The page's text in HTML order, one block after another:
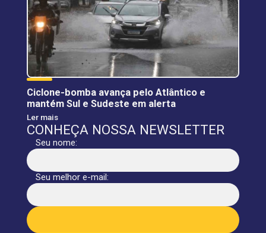
Ciclone-bomba avança pelo Atlântico e
mantém Sul e Sudeste em alerta
Ler mais
CONHEÇA NOSSA NEWSLETTER
Seu nome:
Seu melhor e-mail: